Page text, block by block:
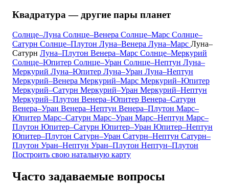
Квадратура — другие пары планет
Солнце–Луна Солнце–Венера Солнце–Марс Солнце–
Сатурн Солнце–Плутон Луна–Венера Луна–Марс Луна–
Сатурн Луна–Плутон Венера–Марс Солнце–Меркурий
Солнце–Юпитер Солнце–Уран Солнце–Нептун Луна–
Меркурий Луна–Юпитер Луна–Уран Луна–Нептун
Меркурий–Венера Меркурий–Марс Меркурий–Юпитер
Меркурий–Сатурн Меркурий–Уран Меркурий–Нептун
Меркурий–Плутон Венера–Юпитер Венера–Сатурн
Венера–Уран Венера–Нептун Венера–Плутон Марс–
Юпитер Марс–Сатурн Марс–Уран Марс–Нептун Марс–
Плутон Юпитер–Сатурн Юпитер–Уран Юпитер–Нептун
Юпитер–Плутон Сатурн–Уран Сатурн–Нептун Сатурн–
Плутон Уран–Нептун Уран–Плутон Нептун–Плутон
Построить свою натальную карту
Часто задаваемые вопросы